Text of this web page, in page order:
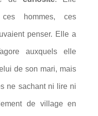
hommes, ces
penser. Elle a
auxquels elle
de son mari, mais
ne sachant ni lire ni
de village en